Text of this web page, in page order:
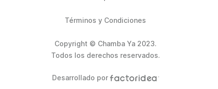
Términos y Condiciones
Copyright © Chamba Ya 2023.
Todos los derechos reservados.
Desarrollado por